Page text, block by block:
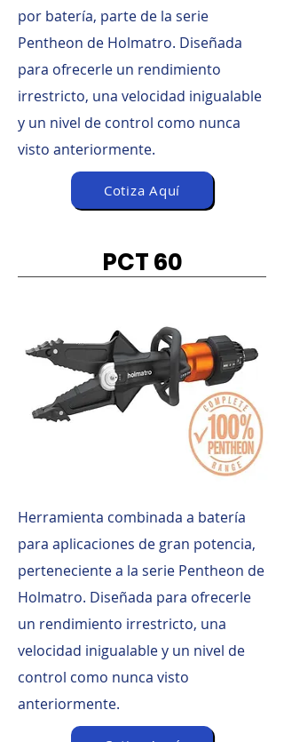
por batería, parte de la serie
Pentheon de Holmatro. Diseñada
para ofrecerle un rendimiento
irrestricto, una velocidad inigualable
y un nivel de control como nunca
visto anteriormente.
Cotiza Aquí
PCT 60
Herramienta combinada a batería
para aplicaciones de gran potencia,
perteneciente a la serie Pentheon de
Holmatro. Diseñada para ofrecerle
un rendimiento irrestricto, una
velocidad inigualable y un nivel de
control como nunca visto
anteriormente.